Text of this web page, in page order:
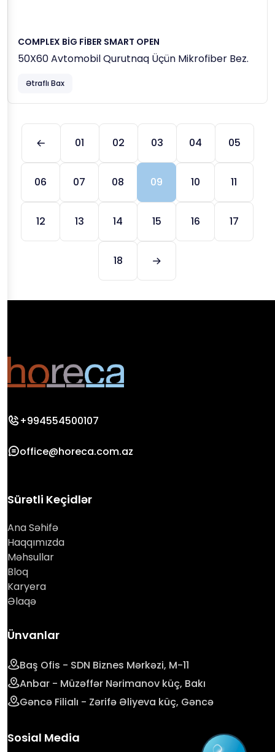
COMPLEX BİG FİBER SMART OPEN
50X60 Avtomobil Qurutnaq Üçün Mikrofiber Bez.
Ətraflı Bax
01 02 03 04 05
06 07 08 09 10 11
12 13 14 15 16 17
18
+994554500107
office@horeca.com.az
Sürətli Keçidlər
Ana Səhifə
Haqqımızda
Məhsullar
Bloq
Karyera
Əlaqə
Ünvanlar
Baş Ofis - SDN Biznes Mərkəzi, M-11
Anbar - Müzəffər Nərimanov küç, Bakı
Gəncə Filialı - Zərifə Əliyeva küç, Gəncə
Sosial Media